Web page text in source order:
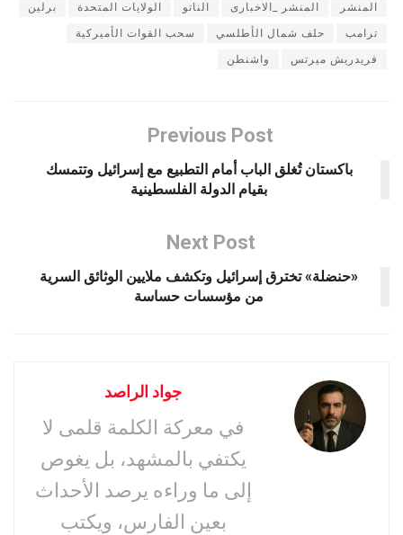
المنشر المنشر _الاخبارى الناتو الولايات المتحدة برلين
ترامب حلف شمال الأطلسي سحب القوات الأميركية
فريدريش ميرتس واشنطن
Previous Post
باكستان تُغلق الباب أمام التطبيع مع إسرائيل وتتمسك
بقيام الدولة الفلسطينية
Next Post
«حنضلة» تخترق إسرائيل وتكشف ملايين الوثائق السرية
من مؤسسات حساسة
جواد الراصد
في معركة الكلمة قلمى لا
يكتفي بالمشهد، بل يغوص
إلى ما وراءه يرصد الأحداث
بعين الفارس، ويكتب